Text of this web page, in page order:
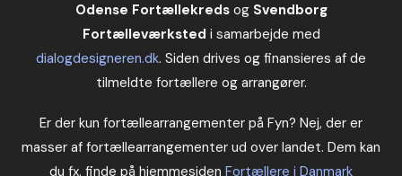
Odense Fortællekredsog Svendborg
Fortælleværksted i samarbejde med
dialogdesigneren.dk. Siden drives og finansieres af de
tilmeldte fortællere og arrangører.
Er der kun fortællearrangementer på Fyn? Nej, der er
masser af fortællearrangementer ud over landet. Dem kan
du fx. finde på hjemmesiden Fortællere i Danmark